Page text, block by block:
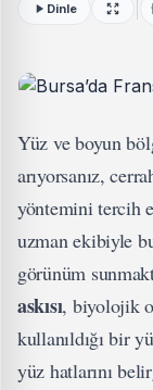
Dinle
Yüz ve boyun
arıyorsanız,
yöntemini tercih
uzman ekibiyle
görünüm
askısı, biyolojik
kullanıldığı bir
yüz hatlarını